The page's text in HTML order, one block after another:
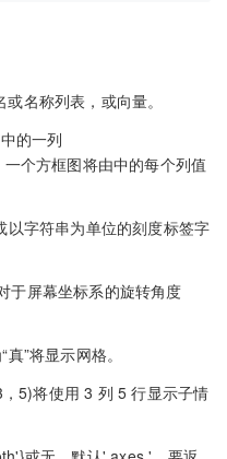
名称列表，或向量。
的一列
一个方框图将由中的每个列值
字符串为单位的刻度标签字
于屏幕坐标系的旋转角度
”将显示网格。
5)将使用 3 列 5 行显示子情